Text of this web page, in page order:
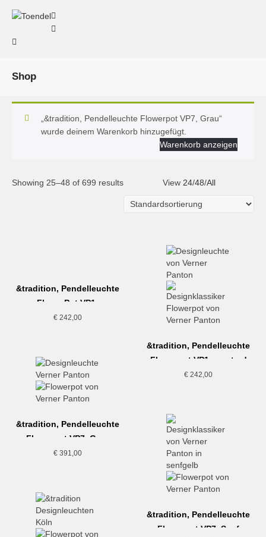
Shop
„&tradition, Pendelleuchte Flowerpot VP7, Grau“
wurde deinem Warenkorb hinzugefügt.
Warenkorb anzeigen
Showing 25–48 of 699 results View 24/48/All
&tradition, Pendelleuchte
FlowerPot VP1,
mattschwarz
€242,00
&tradition, Pendelleuchte
Flowerpot VP1, mustard
€ 242,00
&tradition, Pendelleuchte
Flowerpot VP7, Grau
€391,00
&tradition, Pendelleuchte
Flowerpot VP7, Senf